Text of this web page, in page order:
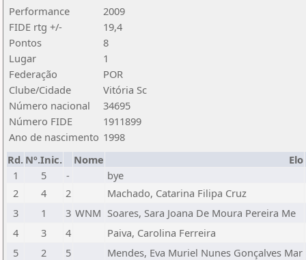
Performance
2009
FIDE rtg +/-
19,4
Pontos
8
Lugar
1
Federação
POR
Clube/Cidade
Vitória Sc
Número nacional
34695
Número FIDE
1911899
Ano de nascimento 1998
Rd. Nº.Inic. Nome
Elo
1
5 -
bye
2
4 2
Machado, Catarina Filipa Cruz
3
1 3 WNM Soares, Sara Joana De Moura Pereira Me
4
3 4
Paiva, Carolina Ferreira
5
2 5
Mendes, Eva Muriel Nunes Gonçalves Mar